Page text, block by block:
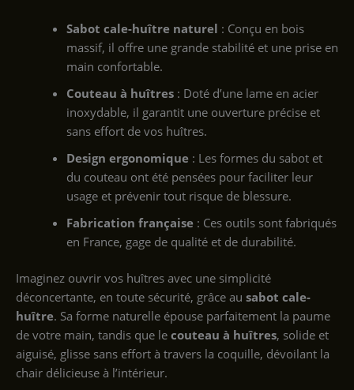
Sabot cale-huître naturel : Conçu en bois
massif, il offre une grande stabilité et une prise en
main confortable.
Couteau à huîtres: Doté d’une lame en acier
inoxydable, il garantit une ouverture précise et
sans effort de vos huîtres.
Design ergonomique: Les formes du sabot et
du couteau ont été pensées pour faciliter leur
usage et prévenir tout risque de blessure.
Fabrication française: Ces outils sont fabriqués
en France, gage de qualité et de durabilité.
Imaginez ouvrir vos huîtres avec une simplicité
déconcertante, en toute sécurité, grâce au sabot cale-
huître. Sa forme naturelle épouse parfaitement la paume
de votre main, tandis que le couteau à huîtres, solide et
aiguisé, glisse sans effort à travers la coquille, dévoilant la
chair délicieuse à l’intérieur.